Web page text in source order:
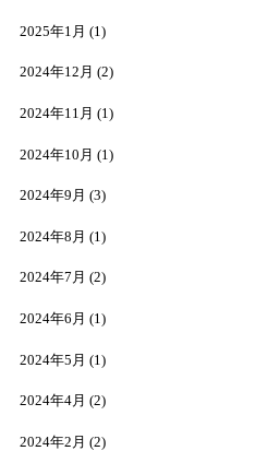
2025年1月 (1)
2024年12月 (2)
2024年11月 (1)
2024年10月 (1)
2024年9月 (3)
2024年8月 (1)
2024年7月 (2)
2024年6月 (1)
2024年5月 (1)
2024年4月 (2)
2024年2月 (2)